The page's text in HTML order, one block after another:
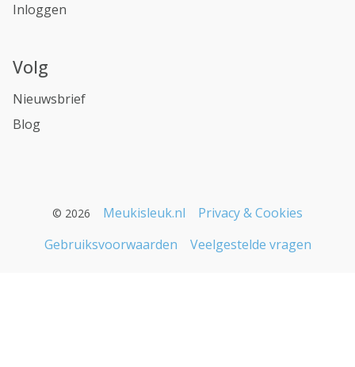
Inloggen
Volg
Nieuwsbrief
Blog
© 2026 Meukisleuk.nl
Privacy & Cookies
Gebruiksvoorwaarden
Veelgestelde vragen